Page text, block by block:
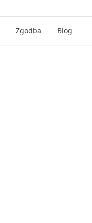
Zgodba Blog